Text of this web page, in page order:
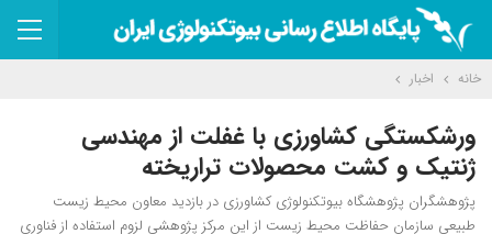
خانه اخبار
ورشکستگی کشاورزی با غفلت از مهندسی
ژنتیک و کشت محصولات تراریخته
پژوهشگران پژوهشگاه بیوتکنولوژی کشاورزی در بازدید معاون محیط زیست
طبیعی سازمان حفاظت محیط زیست از این مرکز پژوهشی لزوم استفاده از فناوری